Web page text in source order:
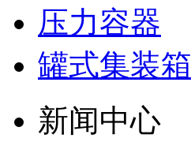
压力容器
罐式集装箱
新闻中心